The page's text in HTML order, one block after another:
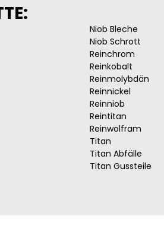
Niob Bleche
Niob Schrott
Reinchrom
Reinkobalt
Reinmolybdän
Reinnickel
Reinniob
Reintitan
Reinwolfram
Titan
Titan Abfälle
Titan Gussteile